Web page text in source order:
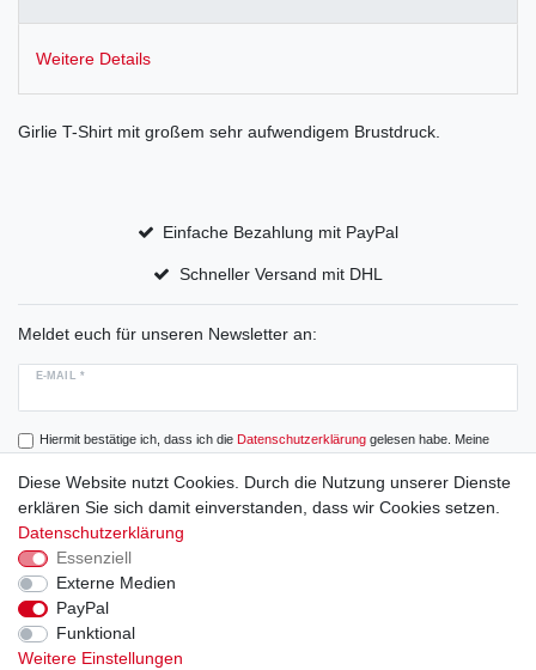
Weitere Details
Girlie T-Shirt mit großem sehr aufwendigem Brustdruck.
Einfache Bezahlung mit PayPal
Schneller Versand mit DHL
Meldet euch für unseren Newsletter an:
E-MAIL *
Hiermit bestätige ich, dass ich die Daten­schutz­erklärunggelesen habe. Meine
Einwilligung kann ich jederzeit widerrufen.
Abonnieren
Widerrufs­recht
Diese Website nutzt Cookies. Durch die Nutzung unserer Dienste
erklären Sie sich damit einverstanden, dass wir Cookies setzen.
Datenschutzerklärung
Essenziell
Externe Medien
PayPal
Funktional
Weitere Einstellungen